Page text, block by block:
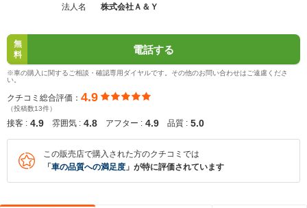
法人名
株式会社Ａ＆Ｙ
無
料
電話する
※車の購入に関するご相談・確認専用ダイヤルです。その他のお問い合わせはご遠慮くださ
い。
クチコミ総合評価： 4.9
（投稿数13件）
接客 : 4.9 雰囲気 : 4.8 アフター : 4.9 品質 : 5.0
この販売店で購入された方のクチコミでは
「 車の品質への満足度 」が特に評価されています